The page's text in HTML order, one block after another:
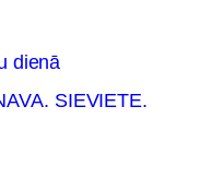
dienā
SIEVIETE.